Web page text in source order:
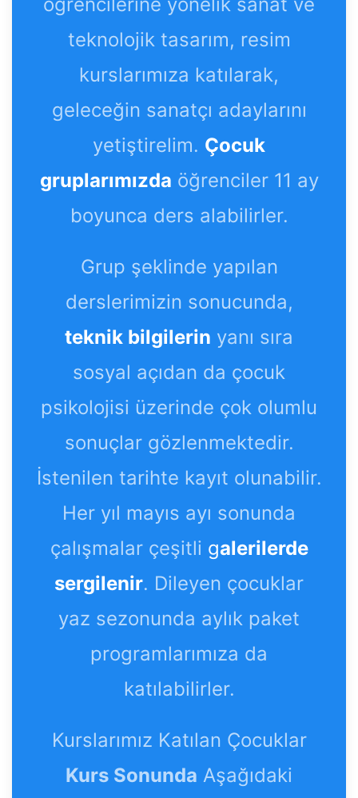
teknolojik tasarım, resim
kurslarımıza katılarak,
geleceğin sanatçı adaylarını
yetiştirelim. Çocuk
gruplarımızda öğrenciler 11 ay
boyunca ders alabilirler.
Grup şeklinde yapılan
derslerimizin sonucunda,
teknik bilgilerin yanı sıra
sosyal açıdan da çocuk
psikolojisi üzerinde çok olumlu
sonuçlar gözlenmektedir.
İstenilen tarihte kayıt olunabilir.
Her yıl mayıs ayı sonunda
çalışmalar çeşitli galerilerde
sergilenir. Dileyen çocuklar
yaz sezonunda aylık paket
programlarımıza da
katılabilirler.
Kurslarımız Katılan Çocuklar
Kurs Sonunda Aşağıdaki